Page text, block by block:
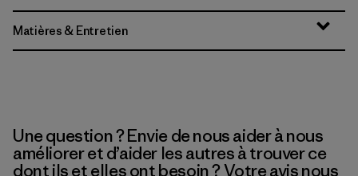
Matières & Entretien
Une question ? Envie de nous aider à nous
améliorer et d’aider les autres à trouver ce
dont ils et elles ont besoin ? Votre avis nous